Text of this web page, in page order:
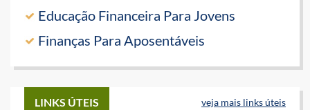
Educação Financeira Para Jovens
Finanças Para Aposentáveis
LINKS ÚTEIS veja mais links úteis